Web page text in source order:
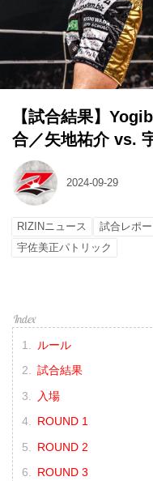
【試合結果】
合／矢地祐介 vs.
2024-09-29
RIZINニュース 試合レポー
宇佐美正パトリック
ルール
試合結果
入場
ROUND 1
ROUND 2
ROUND 3